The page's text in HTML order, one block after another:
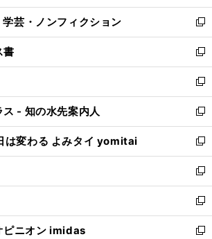
開
く
ウ
で
開
く
ン
ド
ウ
で
開
く
ウ
ィ
ン
ド
ウ
で
開
く
芸・ノンフィクション
新
し
い
ウ
ィ
ン
ド
ウ
で
開
く
書
新
し
い
ウ
ィ
ン
ド
ウ
で
開
く
新
し
い
ウ
ィ
ン
ド
ウ
で
開
く
- 知の水先案内人
新
し
い
ウ
ィ
ン
ド
ウ
で
は変わる よみタイ yomitai
新
し
い
ウ
ィ
ン
ド
新
し
い
ウ
ィ
新
し
い
ピニオン imidas
新